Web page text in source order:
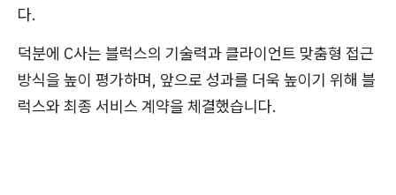
다.
덕분에 C사는 블럭스의 기술력과 클라이언트 맞춤형 접근
방식을 높이 평가하며, 앞으로 성과를 더욱 높이기 위해 블
럭스와 최종 서비스 계약을 체결했습니다.